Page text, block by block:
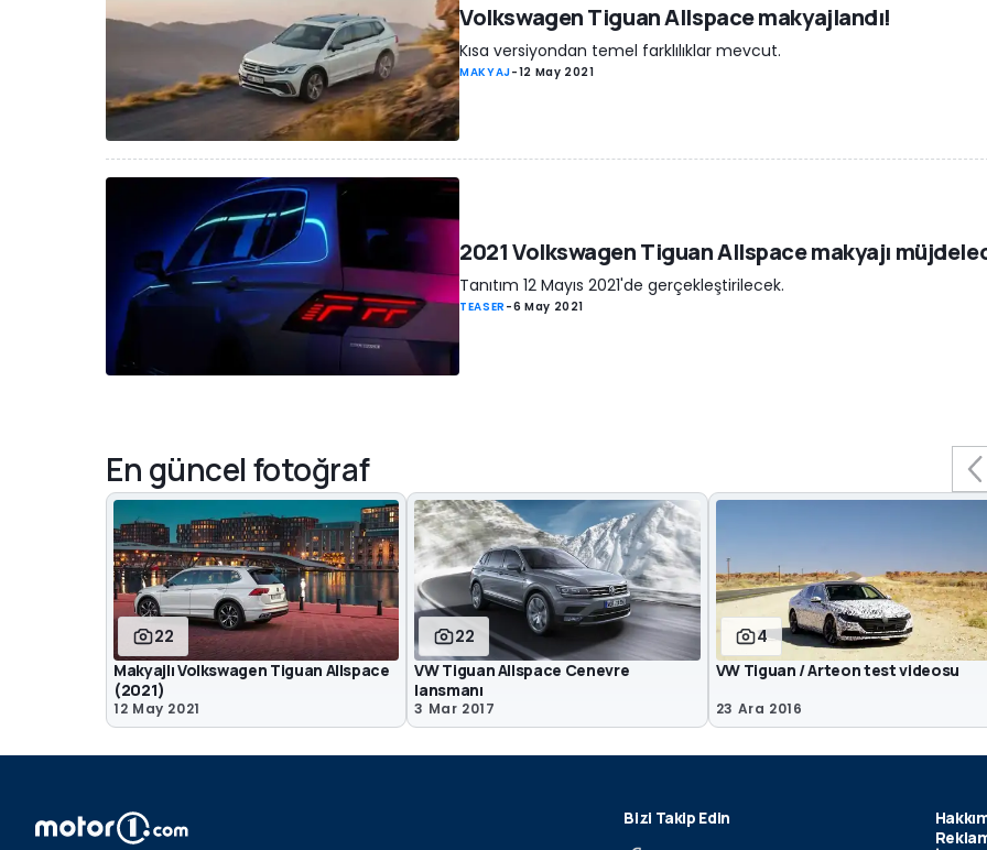
Volkswagen Tiguan Allspace makyajlandı!
Kısa versiyondan temel farklılıklar mevcut.
MAKYAJ-12 May 2021
2021 Volkswagen Tiguan Allspace makyajı
Tanıtım 12 Mayıs 2021'de gerçekleştirilecek.
TEASER -6 May 2021
En güncel fotoğraf
22
Makyajlı Volkswagen Tiguan Allspace
(2021)
12 May 2021
22
VW Tiguan Allspace Cenevre
lansmanı
3 Mar 2017
4
VW Tiguan / Arteon test videosu
23 Ara 2016
Bizi Takip Edin